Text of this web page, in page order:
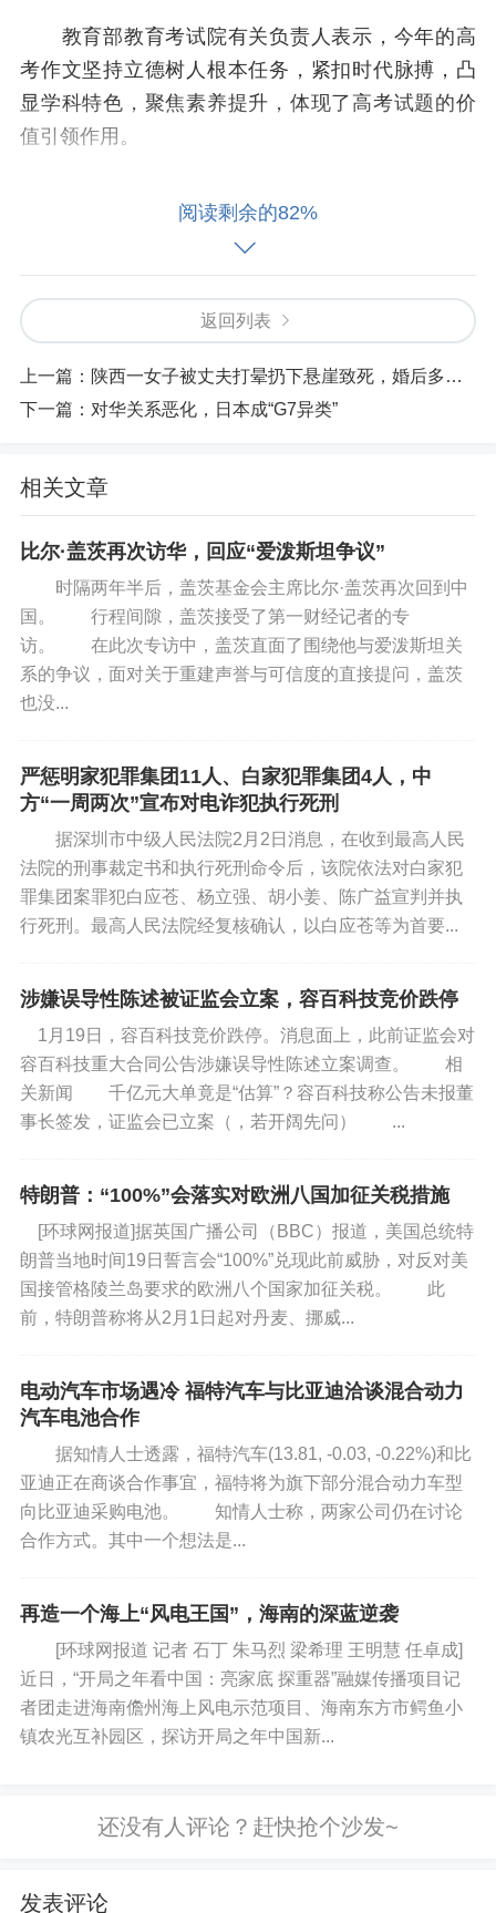
教育部教育考试院有关负责人表示，今年的高
考作文坚持立德树人根本任务，紧扣时代脉搏，凸
显学科特色，聚焦素养提升，体现了高考试题的价
值引领作用。
全国Ⅰ卷以“词语”为切入点，指出词语是表达思
想情感的载体，也是展现社会生活变化的窗口；全
国Ⅱ卷引导学生思考个人成长、社会发展、文明演进
中，“风高浪急、惊涛骇浪”的应对之道。
还是国家、社会的发展，都需要做好规划，循序渐
的想象”，这些题目都紧密联系时政热点和现实生
活，具有鲜明的时代特色。
“这些试题注重以‘小切口’联通‘大视野’，推动学
系，融入积极向上的价值观，体现了强烈的社会责
任感。”人民教育出版社副总编辑朱于国说。
关注学生成长，具有人文关怀，是今年高考语
谈及今年的考题，北京四中雄安校区校长黄春
形容是让考生“在生活场景中体验文字的韵味”。在他
看来，试题的语言情境都来源于生活，“命题不为难
北京微写作题聚焦增强学生劳动意识、前往敬
老院开展重阳节活动等主题，天津卷作文题提到画
家以缤纷的色彩绘就美好画卷……这些主题与学生
生动映射。
值得一提的是，不少专家都关注到，今年几套
作文题的提示都简洁明了，不再长篇大论。“作文题
可能性不大，体现了考题的公平公正。”中山大学中
文系主任彭玉平说。
6月7日，在南京市第九中学考点，考生参加完首场
阅读剩余的82%
返回列表
上一篇： 陕西一女子被丈夫打晕扔下悬崖致死，婚后多次遭家暴，事发13天前申请离婚诉讼被驳回！家属发声：不要赔偿只望判他死刑
下一篇： 对华关系恶化，日本成“G7异类”
相关文章
比尔·盖茨再次访华，回应“爱泼斯坦争议”
时隔两年半后，盖茨基金会主席比尔·盖茨再次回到中
国。 行程间隙，盖茨接受了第一财经记者的专
访。 在此次专访中，盖茨直面了围绕他与爱泼斯坦关
系的争议，面对关于重建声誉与可信度的直接提问，盖茨
也没...
严惩明家犯罪集团11人、白家犯罪集团4人，中
方“一周两次”宣布对电诈犯执行死刑
据深圳市中级人民法院2月2日消息，在收到最高人民
法院的刑事裁定书和执行死刑命令后，该院依法对白家犯
罪集团案罪犯白应苍、杨立强、胡小姜、陈广益宣判并执
行死刑。最高人民法院经复核确认，以白应苍等为首要...
涉嫌误导性陈述被证监会立案，容百科技竞价跌停
1月19日，容百科技竞价跌停。消息面上，此前证监会对
容百科技重大合同公告涉嫌误导性陈述立案调查。 相
关新闻 千亿元大单竟是“估算”？容百科技称公告未报董
事长签发，证监会已立案（，若开阔先问） ...
特朗普：“100%”会落实对欧洲八国加征关税措施
[环球网报道]据英国广播公司（BBC）报道，美国总统特
朗普当地时间19日誓言会“100%”兑现此前威胁，对反对美
国接管格陵兰岛要求的欧洲八个国家加征关税。 此
前，特朗普称将从2月1日起对丹麦、挪威...
电动汽车市场遇冷 福特汽车与比亚迪洽谈混合动力
汽车电池合作
据知情人士透露，福特汽车(13.81, -0.03, -0.22%)和比
亚迪正在商谈合作事宜，福特将为旗下部分混合动力车型
向比亚迪采购电池。 知情人士称，两家公司仍在讨论
合作方式。其中一个想法是...
再造一个海上“风电王国”，海南的深蓝逆袭
[环球网报道 记者 石丁 朱马烈 梁希理 王明慧 任卓成]
近日，“开局之年看中国：亮家底 探重器”融媒传播项目记
者团走进海南儋州海上风电示范项目、海南东方市鳄鱼小
镇农光互补园区，探访开局之年中国新...
发表评论